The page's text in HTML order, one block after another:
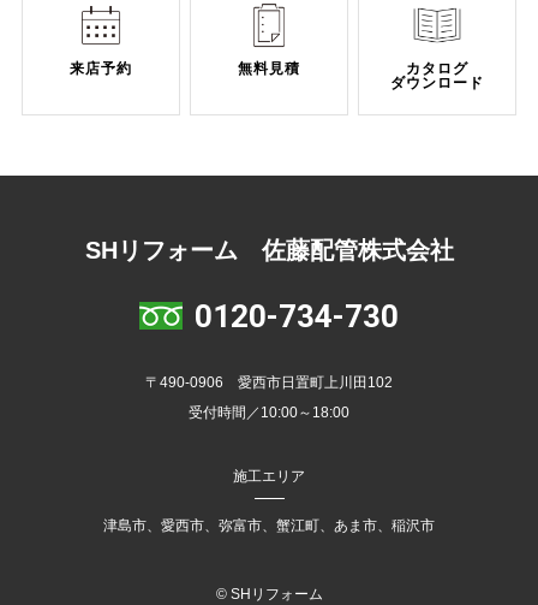
来店予約 無料見積
カタログ
ダウンロード
SHリフォーム 佐藤配管株式会社
0120-734-730
〒490-0906 愛西市日置町上川田102
受付時間／10:00～18:00
施工エリア
津島市、愛西市、弥富市、蟹江町、あま市、稲沢市
© SHリフォーム